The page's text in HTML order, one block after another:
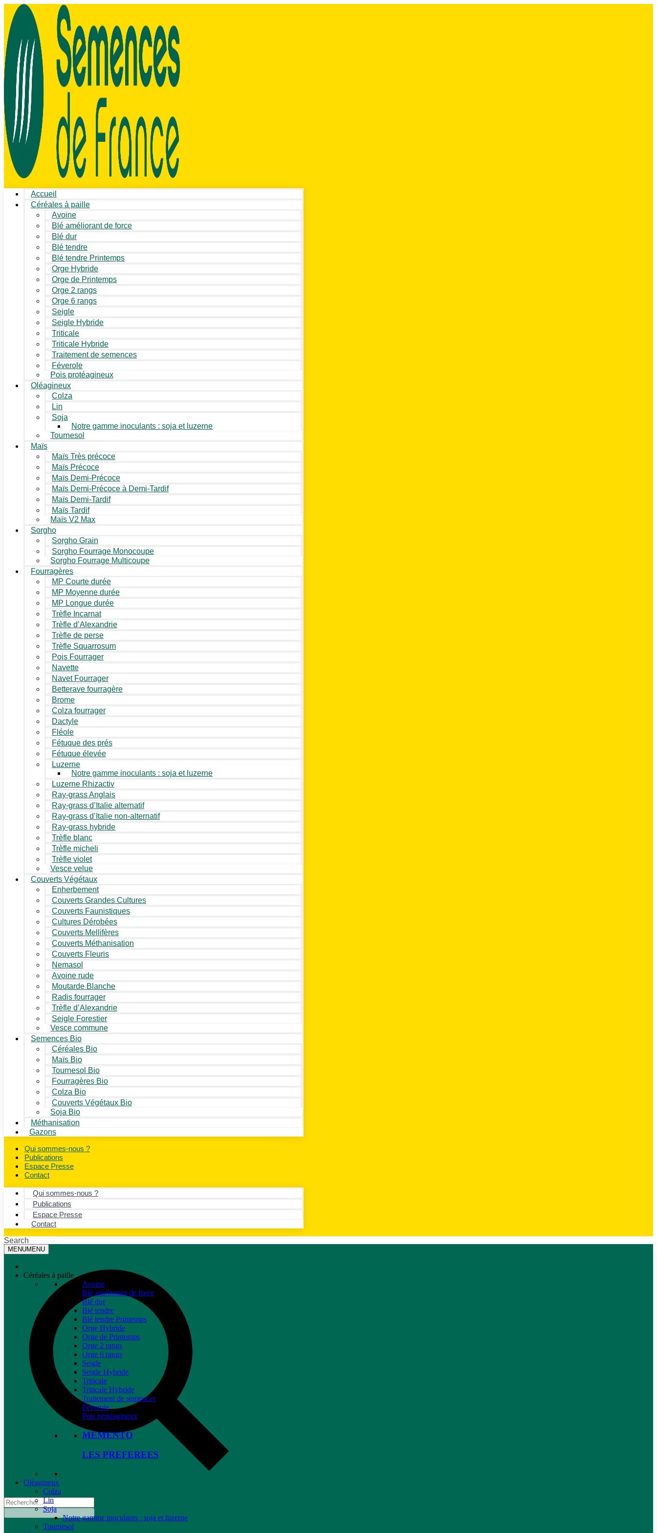
Accueil
Céréales à paille
Avoine
Blé améliorant de force
Blé dur
Blé tendre
Blé tendre Printemps
Orge Hybride
Orge de Printemps
Orge 2 rangs
Orge 6 rangs
Seigle
Seigle Hybride
Triticale
Triticale Hybride
Traitement de semences
Féverole
Pois protéagineux
Oléagineux
Colza
Lin
Soja
Notre gamme inoculants : soja et luzerne
Tournesol
Maïs
Maïs Très précoce
Maïs Précoce
Maïs Demi-Précoce
Maïs Demi-Précoce à Demi-Tardif
Maïs Demi-Tardif
Maïs Tardif
Maïs V2 Max
Sorgho
Sorgho Grain
Sorgho Fourrage Monocoupe
Sorgho Fourrage Multicoupe
Fourragères
MP Courte durée
MP Moyenne durée
MP Longue durée
Trèfle Incarnat
Trèfle d’Alexandrie
Trèfle de perse
Trèfle Squarrosum
Pois Fourrager
Navette
Navet Fourrager
Betterave fourragère
Brome
Colza fourrager
Dactyle
Fléole
Fétuque des prés
Fétuque élevée
Luzerne
Notre gamme inoculants : soja et luzerne
Luzerne Rhizactiv
Ray-grass Anglais
Ray-grass d’Italie alternatif
Ray-grass d’Italie non-alternatif
Ray-grass hybride
Trèfle blanc
Trèfle micheli
Trèfle violet
Vesce velue
Couverts Végétaux
Enherbement
Couverts Grandes Cultures
Couverts Faunistiques
Cultures Dérobées
Couverts Mellifères
Couverts Méthanisation
Couverts Fleuris
Nemasol
Avoine rude
Moutarde Blanche
Radis fourrager
Trèfle d’Alexandrie
Seigle Forestier
Vesce commune
Semences Bio
Céréales Bio
Maïs Bio
Tournesol Bio
Fourragères Bio
Colza Bio
Couverts Végétaux Bio
Soja Bio
Méthanisation
Gazons
Qui sommes-nous ?
Publications
Espace Presse
Contact
Qui sommes-nous ?
Publications
Espace Presse
Contact
Search
MENUMENU
Céréales à paille
Avoine
Blé améliorant de force
Blé dur
Blé tendre
Blé tendre Printemps
Orge Hybride
Orge de Printemps
Orge 2 rangs
Orge 6 rangs
Seigle
Seigle Hybride
Triticale
Triticale Hybride
Traitement de semences
Féverole
Pois protéagineux
MEMENTO
LES PREFEREES
Oléagineux
Colza
Lin
Soja
Notre gamme inoculants : soja et luzerne
Tournesol